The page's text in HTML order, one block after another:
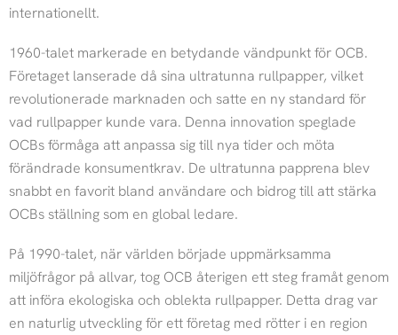
internationellt.
1960-talet markerade en betydande vändpunkt för OCB.
Företaget lanserade då sina ultratunna rullpapper, vilket
revolutionerade marknaden och satte en ny standard för
vad rullpapper kunde vara. Denna innovation speglade
OCBs förmåga att anpassa sig till nya tider och möta
förändrade konsumentkrav. De ultratunna papprena blev
snabbt en favorit bland användare och bidrog till att stärka
OCBs ställning som en global ledare.
På 1990-talet, när världen började uppmärksamma
miljöfrågor på allvar, tog OCB återigen ett steg framåt genom
att införa ekologiska och oblekta rullpapper. Detta drag var
en naturlig utveckling för ett företag med rötter i en region